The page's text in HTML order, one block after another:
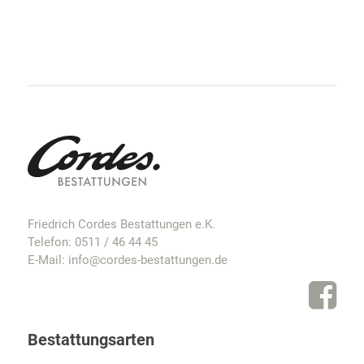
Friedrich Cordes Bestattungen e.K.
Telefon: 0511 / 46 44 45
E-Mail: info@cordes-bestattungen.de
Bestattungsarten